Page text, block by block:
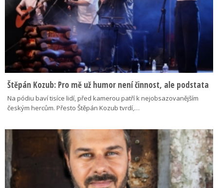
Štěpán Kozub: Pro mě už humor není činnost, ale podstata
Na pódiu baví tisíce lidí, před kamerou patří k nejobsazovanějším
českým hercům. Přesto Štěpán Kozub tvrdí,…